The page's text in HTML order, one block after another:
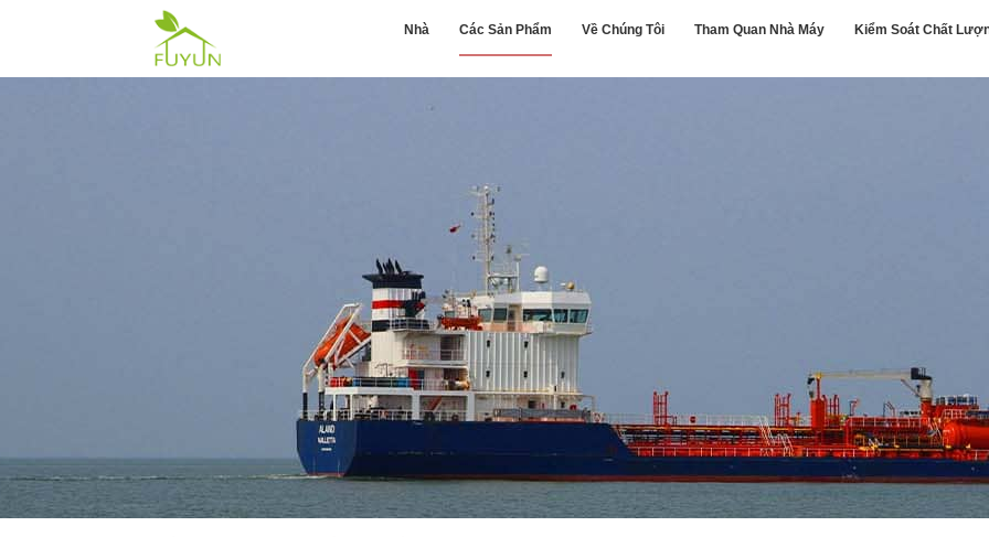
Nhà Các Sản Phẩm Về Chúng Tôi Tham Quan Nhà Máy Kiểm Soát Chất